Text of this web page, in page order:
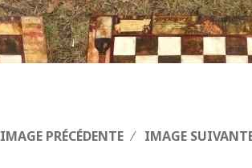
IMAGE PRÉCÉDENTE IMAGE